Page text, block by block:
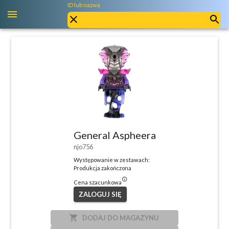
ID lub nazwa
General Aspheera
njo756
Występowanie w zestawach:
Produkcja zakończona
Cena szacunkowainfo_outlined
ZALOGUJ SIĘ
local_grocery_store DODAJ DO MAGAZYNU